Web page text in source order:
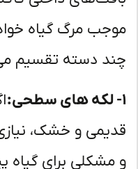
مرگ گیاه
دسته تقسیم
اگر
و خشک، نیازی
برای گیاه پیش